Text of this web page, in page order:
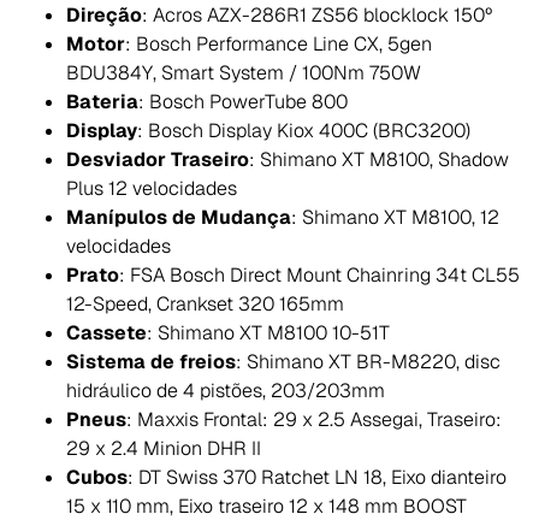
Direção: Acros AZX-286R1 ZS56 blocklock 150º
Motor: Bosch Performance Line CX, 5gen
BDU384Y, Smart System / 100Nm 750W
Bateria: Bosch PowerTube 800
Display: Bosch Display Kiox 400C (BRC3200)
Desviador Traseiro: Shimano XT M8100, Shadow
Plus 12 velocidades
Manípulos de Mudança: Shimano XT M8100, 12
velocidades
Prato: FSA Bosch Direct Mount Chainring 34t CL55
12-Speed, Crankset 320 165mm
Cassete: Shimano XT M8100 10-51T
Sistema de freios: Shimano XT BR-M8220, disc
hidráulico de 4 pistões, 203/203mm
Pneus: Maxxis Frontal: 29 x 2.5 Assegai, Traseiro:
29 x 2.4 Minion DHR II
Cubos: DT Swiss 370 Ratchet LN 18, Eixo dianteiro
15 x 110 mm, Eixo traseiro 12 x 148 mm BOOST